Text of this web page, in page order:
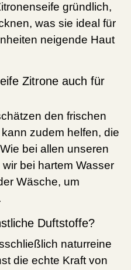
gründlich,
was sie ideal für
neigende Haut
Zitrone auch für
den frischen
zudem helfen, die
bei allen unseren
bei hartem Wasser
Wäsche, um
Duftstoffe?
naturreine
die echte Kraft von